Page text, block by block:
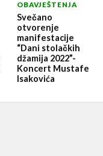
OBAVJEŠTENJA
Svečano
otvorenje
manifestacije
“Dani stolačkih
džamija 2022”-
Koncert Mustafe
Isakovića